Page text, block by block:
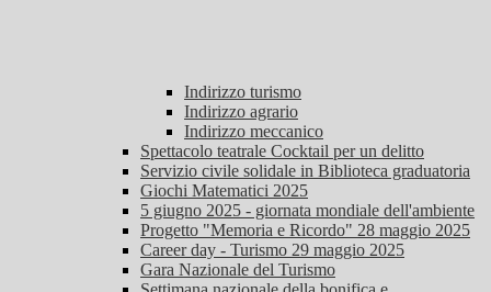
Indirizzo turismo
Indirizzo agrario
Indirizzo meccanico
Spettacolo teatrale Cocktail per un delitto
Servizio civile solidale in Biblioteca graduatoria
Giochi Matematici 2025
5 giugno 2025 - giornata mondiale dell'ambiente
Progetto "Memoria e Ricordo" 28 maggio 2025
Career day - Turismo 29 maggio 2025
Gara Nazionale del Turismo